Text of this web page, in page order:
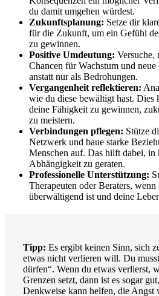
du damit umgehen würdest.
Zukunftsplanung: Setze dir
für die Zukunft, um ein Gefühl
zu gewinnen.
Positive Umdeutung: Versuche,
Chancen für Wachstum und
anstatt nur als Bedrohungen.
Vergangenheit reflektieren:
wie du diese bewältigt hast. Dies
deine Fähigkeit zu gewinnen,
zu meistern.
Verbindungen pflegen: Stütze
Netzwerk und baue starke
Menschen auf. Das hilft dabei, in
Abhängigkeit zu geraten.
Professionelle Unterstützung:
Therapeuten oder Beraters,
überwältigend ist und deine
Tipp: Es ergibt keinen Sinn, sich
etwas nicht verlieren will. Du
dürfen“. Wenn du etwas verlierst,
Grenzen setzt, dann ist es sogar
Denkweise kann helfen, die Angst